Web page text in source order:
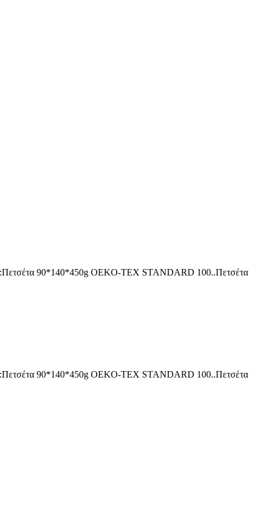
90*140*450g OEKO-TEX STANDARD 100..Πετσέτα
90*140*450g OEKO-TEX STANDARD 100..Πετσέτα